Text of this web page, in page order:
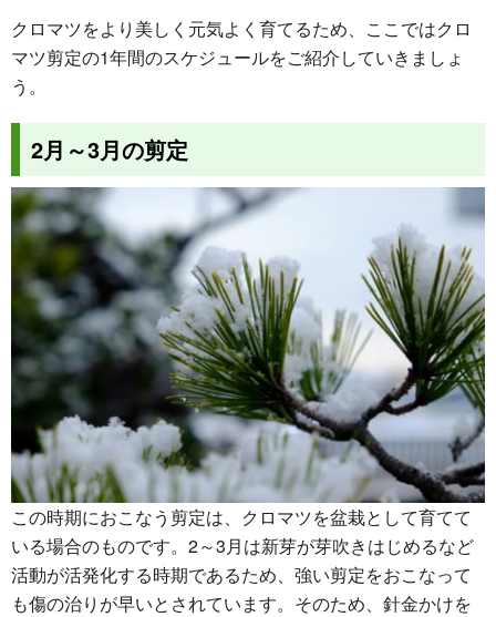
クロマツをより美しく元気よく育てるため、ここではクロ
マツ剪定の1年間のスケジュールをご紹介していきましょ
う。
2月～3月の剪定
この時期におこなう剪定は、クロマツを盆栽として育てて
いる場合のものです。2～3月は新芽が芽吹きはじめるなど
活動が活発化する時期であるため、強い剪定をおこなって
も傷の治りが早いとされています。そのため、針金かけを